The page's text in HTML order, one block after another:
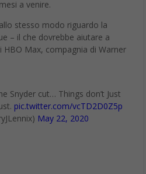
stesso modo riguardo la
– il che dovrebbe aiutare a
Max, compagnia di Warner
pic.twitter.com/vcTD2D0Z5p
May 22, 2020
spingere le vendite